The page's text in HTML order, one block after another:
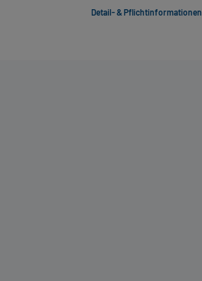
Detail- & Pflichtinformationen